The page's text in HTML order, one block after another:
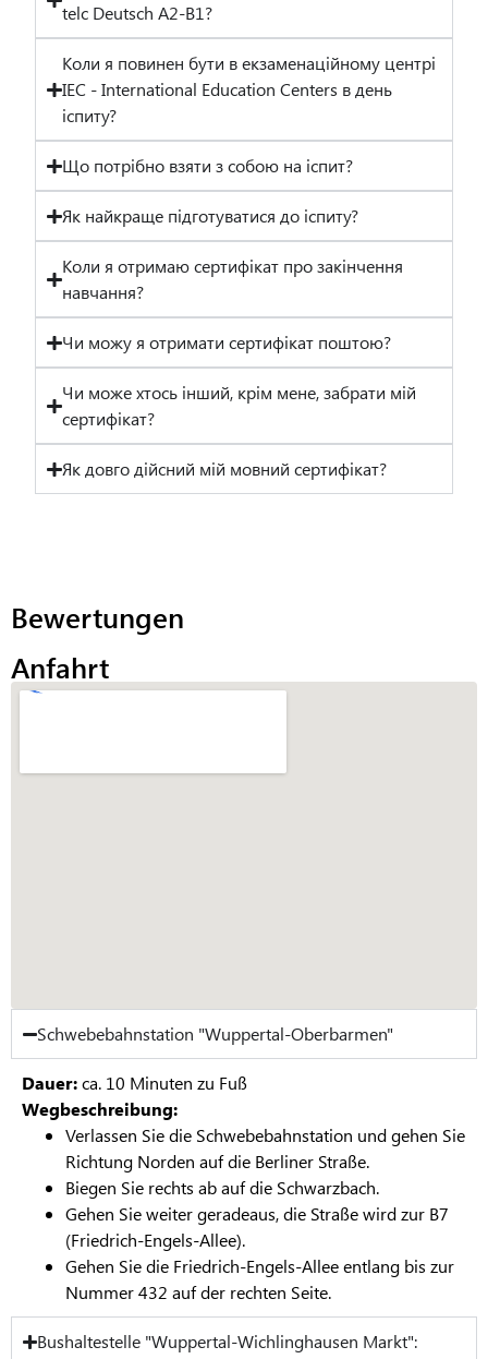
telc Deutsch A2-B1?
Коли я повинен бути в екзаменаційному центрі
IEC - International Education Centers в день
іспиту?
Що потрібно взяти з собою на іспит?
Як найкраще підготуватися до іспиту?
Коли я отримаю сертифікат про закінчення
навчання?
Чи можу я отримати сертифікат поштою?
Чи може хтось інший, крім мене, забрати мій
сертифікат?
Як довго дійсний мій мовний сертифікат?
Bewertungen
Anfahrt
Schwebebahnstation "Wuppertal-Oberbarmen"
Dauer:ca. 10 Minuten zu Fuß
Wegbeschreibung:
Verlassen Sie die Schwebebahnstation und gehen Sie
Richtung Norden auf die Berliner Straße.
Biegen Sie rechts ab auf die Schwarzbach.
Gehen Sie weiter geradeaus, die Straße wird zur B7
(Friedrich-Engels-Allee).
Gehen Sie die Friedrich-Engels-Allee entlang bis zur
Nummer 432 auf der rechten Seite.
Bushaltestelle "Wuppertal-Wichlinghausen Markt":